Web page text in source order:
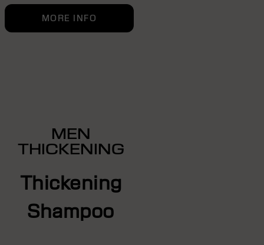
MORE INFO
MEN
THICKENING
Thickening
Shampoo